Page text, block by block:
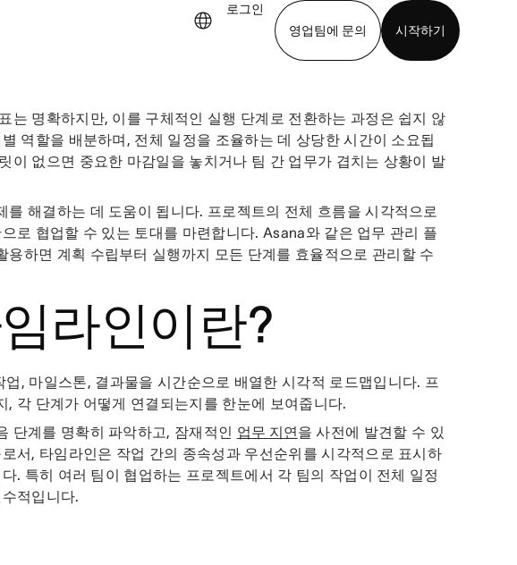
로그인
영업팀에 문의
시작하기
는 명확하지만, 이를 구체적인 실행 단계로 전환하는 과정은 쉽지 않
역할을 배분하며, 전체 일정을 조율하는 데 상당한 시간이 소요됩
이 없으면 중요한 마감일을 놓치거나 팀 간 업무가 겹치는 상황이 발
를 해결하는 데 도움이 됩니다. 프로젝트의 전체 흐름을 시각적으로
로 협업할 수 있는 토대를 마련합니다. Asana와 같은 업무 관리 플
용하면 계획 수립부터 실행까지 모든 단계를 효율적으로 관리할 수
라인이란?
업, 마일스톤, 결과물을 시간순으로 배열한 시각적 로드맵입니다. 프
, 각 단계가 어떻게 연결되는지를 한눈에 보여줍니다.
단계를 명확히 파악하고, 잠재적인 업무 지연을 사전에 발견할 수 있
서, 타임라인은 작업 간의 종속성과 우선순위를 시각적으로 표시하
. 특히 여러 팀이 협업하는 프로젝트에서 각 팀의 작업이 전체 일정
적입니다.